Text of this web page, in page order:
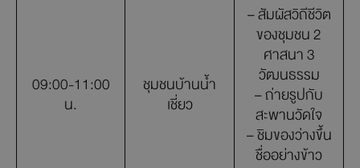
09:00-11:00
น.
ชุมชนบ้านน้ำ
เชี่ยว
– สัมผัสวิถีชีวิต
ของชุมชน 2
ศาสนา 3
วัฒนธรรม
– ถ่ายรูปกับ
สะพานวัดใจ
– ชิมของว่างขึ้น
ชื่ออย่างข้าว